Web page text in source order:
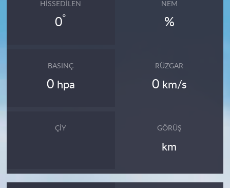
HISSEDILEN
0°
NEM
%
BASINÇ
0 hpa
RÜZGAR
0 km/s
ÇIY GÖRÜŞ
km